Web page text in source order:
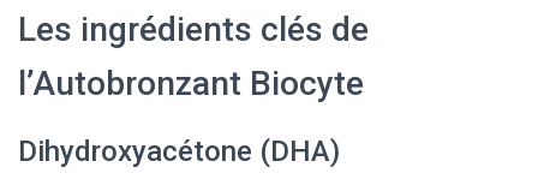
Les ingrédients clés de
l’Autobronzant Biocyte
Dihydroxyacétone (DHA)